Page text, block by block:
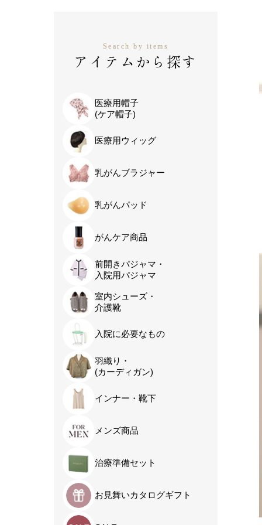
Search by items
アイテムから探す
医療用帽子
(ケア帽子)
医療用ウィッグ
乳がんブラジャー
乳がんパッド
がんケア商品
前開きパジャマ・
入院用パジャマ
室内シューズ・
介護靴
入院に必要なもの
羽織り・
(カーディガン)
インナー・靴下
メンズ商品
治療準備セット
お見舞いカタログギフト